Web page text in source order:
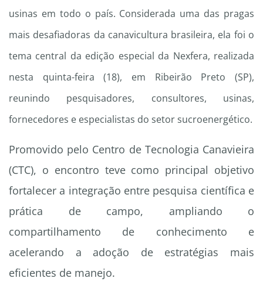
usinas em todo o país. Considerada uma das pragas
mais desafiadoras da canavicultura brasileira, ela foi o
tema central da edição especial da Nexfera, realizada
nesta quinta-feira (18), em Ribeirão Preto (SP),
reunindo pesquisadores, consultores, usinas,
fornecedores e especialistas do setor sucroenergético.
Promovido pelo Centro de Tecnologia Canavieira
(CTC), o encontro teve como principal objetivo
fortalecer a integração entre pesquisa científica e
prática de campo, ampliando o
compartilhamento de conhecimento e
acelerando a adoção de estratégias mais
eficientes de manejo.